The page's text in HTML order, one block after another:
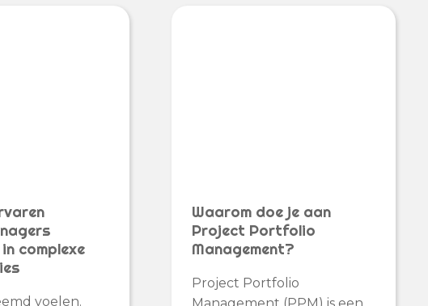
complexe
voelen.
Waarom doe je aan
Project Portfolio
Management?
Project Portfolio